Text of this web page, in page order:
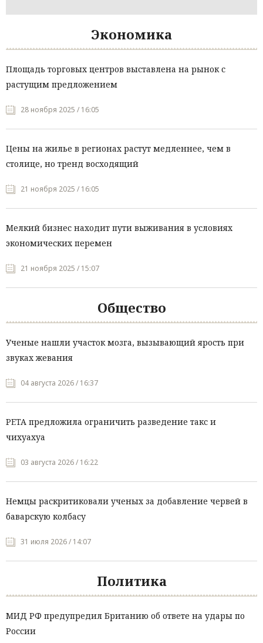
Экономика
Площадь торговых центров выставлена на рынок с
растущим предложением
28 ноября 2025 / 16:05
Цены на жилье в регионах растут медленнее, чем в
столице, но тренд восходящий
21 ноября 2025 / 16:05
Мелкий бизнес находит пути выживания в условиях
экономических перемен
21 ноября 2025 / 15:07
Общество
Ученые нашли участок мозга, вызывающий ярость при
звуках жевания
04 августа 2026 / 16:37
PETA предложила ограничить разведение такс и
чихуахуа
03 августа 2026 / 16:22
Немцы раскритиковали ученых за добавление червей в
баварскую колбасу
31 июля 2026 / 14:07
Политика
МИД РФ предупредил Британию об ответе на удары по
России